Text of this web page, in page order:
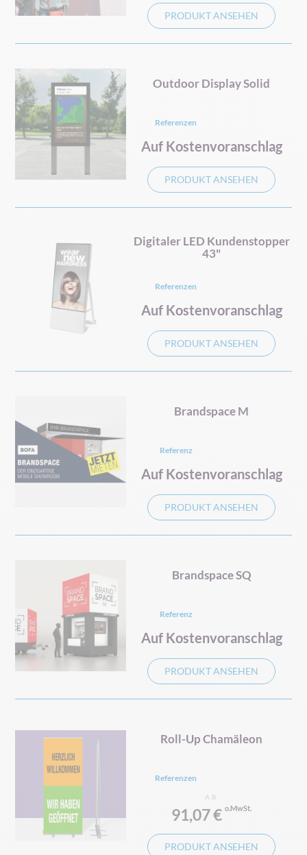
PRODUKT ANSEHEN
Outdoor Display Solid
Referenzen
Auf Kostenvoranschlag
PRODUKT ANSEHEN
Digitaler LED Kundenstopper
43"
Referenzen
Auf Kostenvoranschlag
PRODUKT ANSEHEN
Brandspace M
Referenz
Auf Kostenvoranschlag
PRODUKT ANSEHEN
Brandspace SQ
Referenz
Auf Kostenvoranschlag
PRODUKT ANSEHEN
Roll-Up Chamäleon
Referenzen
AB
91,07 €
PRODUKT ANSEHEN